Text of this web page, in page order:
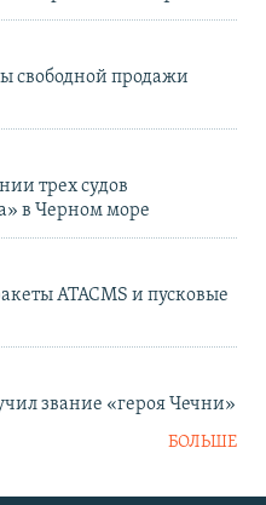
свободной продажи
трех судов
в Черном море
ATACMS и пусковые
звание «героя Чечни»
БОЛЬШЕ